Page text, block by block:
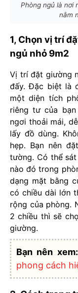
Phòng ngủ là nơi
nằm
1, Chọn vị trí
ngủ nhỏ 9m2
Vị trí đặt giường
đấy. Đặc biệt là
một diện tích
riêng tư của
ngơi thoải mái,
lấy đồ dùng.
hẹp. Bạn nên
tường. Có thể
nào đó trong
dạng mặt bằng
có chiều dài lớn
rộng của phòng.
2 chiều thì sẽ
giường.
Bạn nên xem:
phong cách